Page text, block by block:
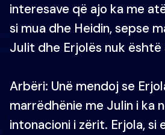
interesave që ajo ka me
si mua dhe Heidin, sepse
Julit dhe Erjolës nuk është
Arbëri: Unë mendoj se
marrëdhënie me Julin i ka
intonacioni i zërit. Erjola, si